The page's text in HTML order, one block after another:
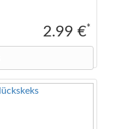
2.99 €*